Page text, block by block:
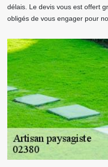
délais. Le devis vous est offert
obligés de vous engager pour